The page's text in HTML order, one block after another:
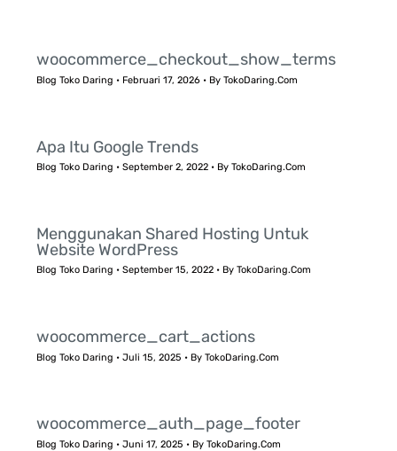
woocommerce_checkout_show_terms
Blog Toko Daring • Februari 17, 2026 • ByTokoDaring.Com
Apa Itu Google Trends
Blog Toko Daring •September 2, 2022 • ByTokoDaring.Com
Menggunakan Shared Hosting Untuk
Website WordPress
Blog Toko Daring •September 15, 2022 • ByTokoDaring.Com
woocommerce_cart_actions
Blog Toko Daring •Juli 15, 2025 • ByTokoDaring.Com
woocommerce_auth_page_footer
Blog Toko Daring •Juni 17, 2025 • ByTokoDaring.Com